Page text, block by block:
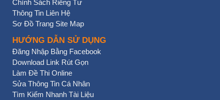
Chính Sách Riêng Tư
Thông Tin Liên Hệ
Sơ Đồ Trang Site Map
HƯỚNG DẪN SỬ DỤNG
Đăng Nhập Bằng Facebook
Download Link Rút Gọn
Làm Đề Thi Online
Sửa Thông Tin Cá Nhân
Tìm Kiếm Nhanh Tài Liệu